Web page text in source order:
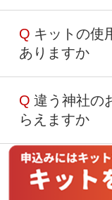
請求書払いを
お問い合わせフ
筒でのキット
お焚き上げに関
届けいたします
キットの代金に
他オプション料
別祈祷代など
弊社からキット
お送りいただ
すのでお支払
注文後に追加で
いませんので
Q キットの使
ありますか
キットに使用期
なタイミングで
終活のお片づ
き、いざという
依頼されてい
Q 違う神社の
らえますか
はい、祐徳稲
き受け・供養
Q 心霊写真や
すか